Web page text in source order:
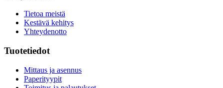
Tietoa meistä
Kestävä kehitys
Yhteydenotto
Tuotetiedot
Mittaus ja asennus
Paperityypit